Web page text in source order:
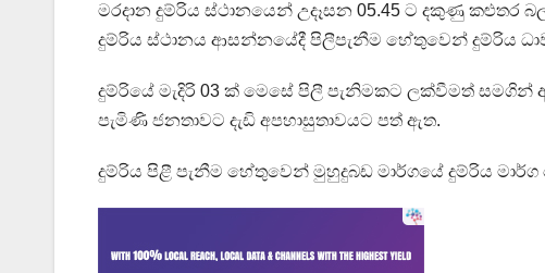
මරදාන දුම්රිය ස්ථානයෙන් උදෑසන 05.45 ට දකුණු කළුතර
දුම්රිය ස්ථානය ආසන්නයේදී පිලීපැනීම හේතුවෙන් දුම්රිය
දුම්රියේ මැදිරි 03 ක් මෙසේ පිලී පැනිමකට ලක්වීමත් සමගින්
පැමිණි ජනතාවට දැඩි අපහාසුතාවයට පත් ඇත.
දුම්රිය පිළී පැනීම හේතුවෙන් මුහුදුබඩ මාර්ගයේ දුම්රිය